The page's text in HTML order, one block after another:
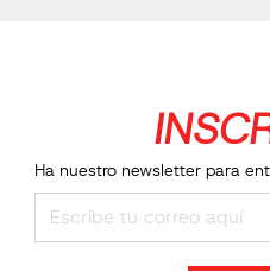
Ha nuestro newsletter para